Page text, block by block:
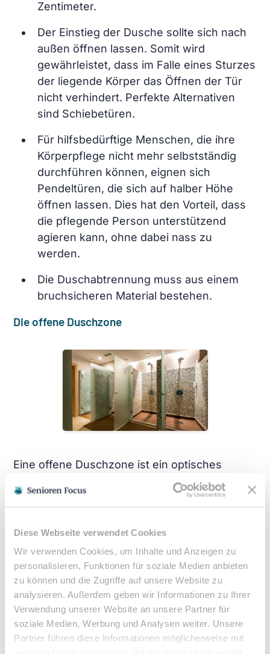
Diese Webseite verwendet Cookies
Wir verwenden Cookies, um Inhalte und Anzeigen zu
personalisieren, Funktionen für soziale Medien anbieten
zu können und die Zugriffe auf unsere Website zu
analysieren. Außerdem geben wir Informationen zu Ihrer
Verwendung unserer Website an unsere Partner für
soziale Medien, Werbung und Analysen weiter. Unsere
Partner führen diese Informationen möglicherweise mit
Zentimeter.
Der Einstieg der Dusche sollte sich nach
außen öffnen lassen. Somit wird
gewährleistet, dass im Falle eines Sturzes
der liegende Körper das Öffnen der Tür
nicht verhindert. Perfekte Alternativen
sind Schiebetüren.
Für hilfsbedürftige Menschen, die ihre
Körperpflege nicht mehr selbstständig
durchführen können, eignen sich
Pendeltüren, die sich auf halber Höhe
öffnen lassen. Dies hat den Vorteil, dass
die pflegende Person unterstützend
agieren kann, ohne dabei nass zu
werden.
Die Duschabtrennung muss aus einem
bruchsicheren Material bestehen.
Die offene Duschzone
Eine offene Duschzone ist ein optisches
Highlight in jedem Bad. Zusätzlich bietet eine
sogenannte Walk-In Dusche ausreichend Platz
oder Vorhang auskommt. In den meisten
Fällen sind Duschen wie diese an zwei oder
drei Seiten von den Wänden des
Badezimmers eingerahmt. Der Einstieg oder
Zugang bleibt frei.
Diese Art von Nasszonen bieten Senioren, die